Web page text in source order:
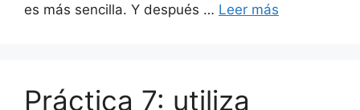
es más sencilla. Y después … Leer más
Práctica 7: utiliza